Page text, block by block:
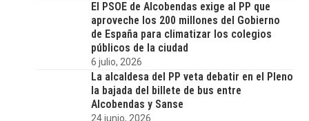
El PSOE de Alcobendas exige al PP que
aproveche los 200 millones del Gobierno
de España para climatizar los colegios
públicos de la ciudad
6 julio, 2026
La alcaldesa del PP veta debatir en el Pleno
la bajada del billete de bus entre
Alcobendas y Sanse
24 junio, 2026